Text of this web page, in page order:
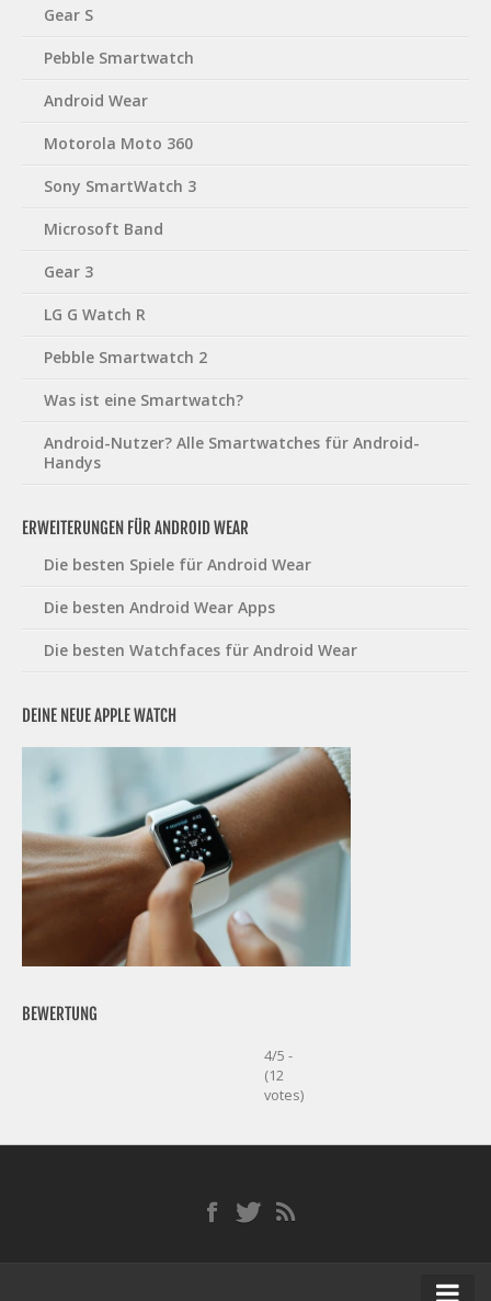
Gear S
Pebble Smartwatch
Android Wear
Motorola Moto 360
Sony SmartWatch 3
Microsoft Band
Gear 3
LG G Watch R
Pebble Smartwatch 2
Was ist eine Smartwatch?
Android-Nutzer? Alle Smartwatches für Android-
Handys
ERWEITERUNGEN FÜR ANDROID WEAR
Die besten Spiele für Android Wear
Die besten Android Wear Apps
Die besten Watchfaces für Android Wear
DEINE NEUE APPLE WATCH
BEWERTUNG
4/5 -
(12
votes)